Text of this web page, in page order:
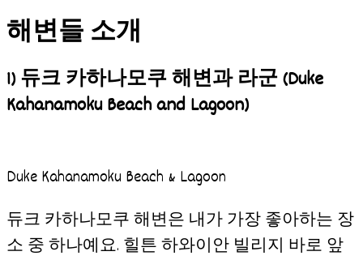
해변들 소개
1) 듀크 카하나모쿠 해변과 라군(Duke
Kahanamoku Beach and Lagoon)
Duke Kahanamoku Beach & Lagoon
듀크 카하나모쿠 해변은 내가 가장 좋아하는 장
소 중 하나예요. 힐튼 하와이안 빌리지 바로 앞